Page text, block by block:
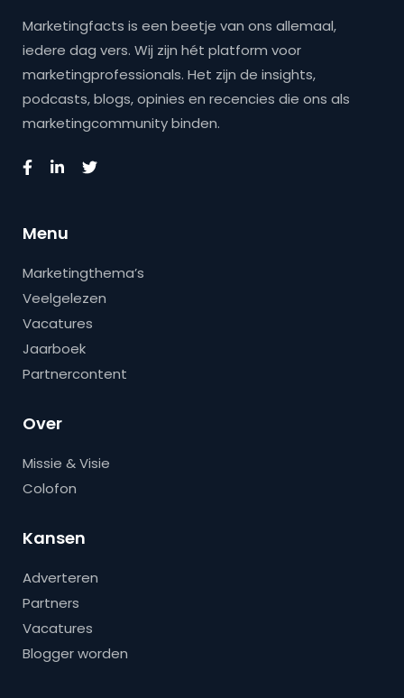
Marketingfacts is een beetje van ons allemaal,
iedere dag vers. Wij zijn hét platform voor
marketingprofessionals. Het zijn de insights,
podcasts, blogs, opinies en recencies die ons als
marketingcommunity binden.
Menu
Marketingthema’s
Veelgelezen
Vacatures
Jaarboek
Partnercontent
Over
Missie & Visie
Colofon
Kansen
Adverteren
Partners
Vacatures
Blogger worden